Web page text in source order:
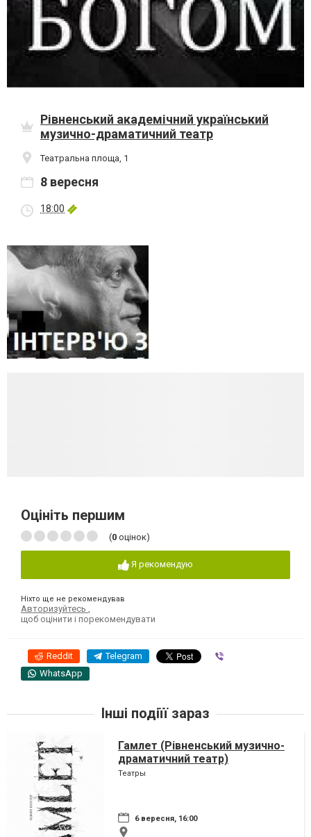
Рівненський академічний український
музично-драматичний театр
Театральна площа, 1
8 вересня
18:00
Оцініть першим
(0 оцінок)
Я рекомендую
Ніхто ще не рекомендував
Авторизуйтесь
щоб оцінити і порекомендувати
Reddit Telegram
WhatsApp
Інші подіїї зараз
Гамлет (Рівненський музично-
драматичний театр)
Театры
6 вересня, 16:00